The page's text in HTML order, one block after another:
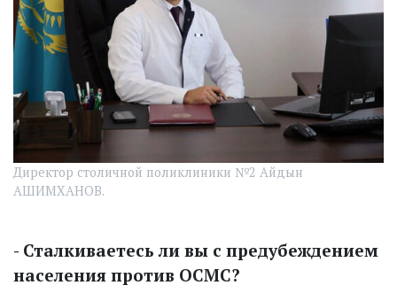
Директор столичной поликлиники №2 Айдын
АШИМХАНОВ.
- Сталкиваетесь ли вы с предубеждением
населения против ОСМС?